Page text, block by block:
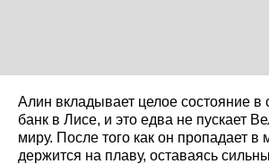
Алин вкладывает целое состояние в
банк в Лисе, и это едва не пускает
миру. После того как он пропадает в
держится на плаву, оставаясь